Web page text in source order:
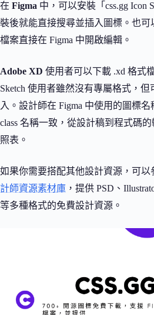
在 Figma 中，可以安裝「css.gg Icon
裝後就能直接搜尋並插入圖標。也可
檔案直接在 Figma 中開啟編輯。
Adobe XD 使用者可以下載 .xd 格式
Sketch 使用者雖然沒有專屬格式，但
入。設計師在 Figma 中使用的圖標名
class 名稱一致，從設計稿到程式碼
照表。
如果你需要搭配其他設計資源，可以
計師資源素材庫 ，提供 PSD、
等多種格式的免費設計資源。